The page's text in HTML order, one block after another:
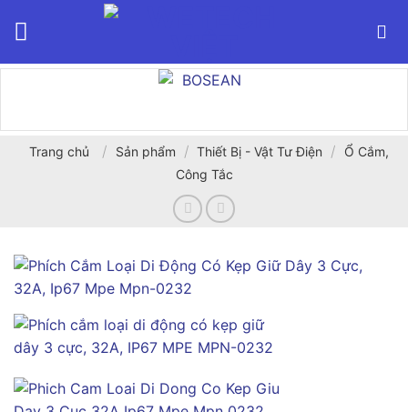
Trang chủ / Sản phẩm / Thiết Bị - Vật Tư Điện /
Ổ Cắm,
Công Tắc